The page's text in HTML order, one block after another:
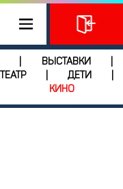
ВЫСТАВКИ
ТЕАТР ДЕТИ
КИНО